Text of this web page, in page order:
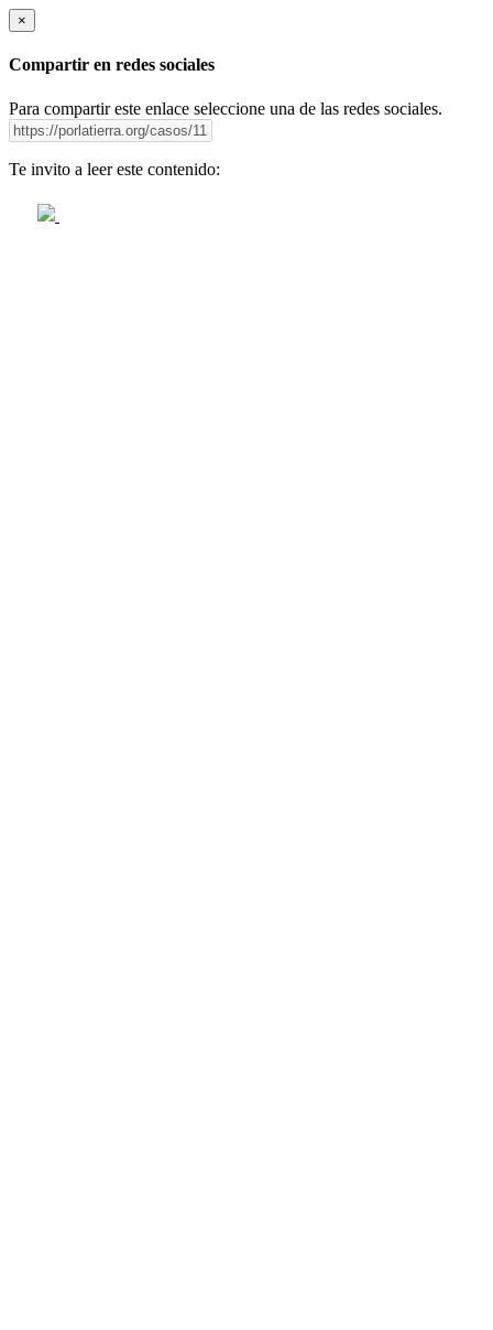
×
Compartir en redes sociales
Para compartir este enlace seleccione una de las redes sociales.
Te invito a leer este contenido: